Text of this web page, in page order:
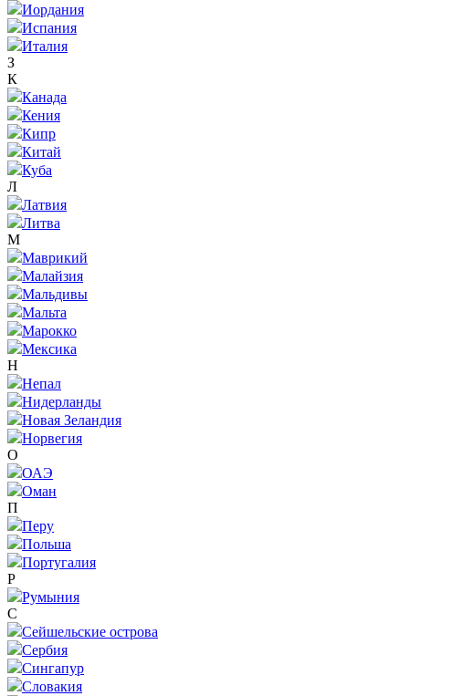
Иордания
Испания
Италия
З
К
Канада
Кения
Кипр
Китай
Куба
Л
Латвия
Литва
М
Маврикий
Малайзия
Мальдивы
Мальта
Марокко
Мексика
Н
Непал
Нидерланды
Новая Зеландия
Норвегия
O
ОАЭ
Оман
П
Перу
Польша
Португалия
Р
Румыния
С
Сейшельские острова
Сербия
Сингапур
Словакия